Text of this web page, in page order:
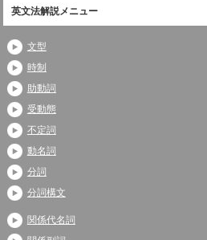
英文法解説メニュー
文型
時制
助動詞
受動態
不定詞
動名詞
分詞
分詞構文
関係代名詞